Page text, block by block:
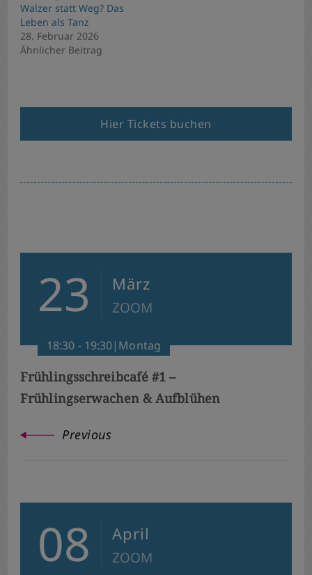
Walzer statt Weg? Das
Leben als Tanz
28. Februar 2026
Ähnlicher Beitrag
Hier Tickets buchen
23 März
ZOOM
18:30 - 19:30|Montag
Frühlingsschreibcafé #1 –
Frühlingserwachen & Aufblühen
Previous
08 April
ZOOM